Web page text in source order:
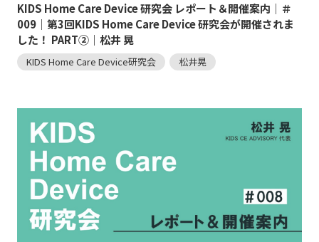
KIDS Home Care Device 研究会 レポート＆開催案内｜＃
009｜第3回KIDS Home Care Device 研究会が開催されま
した！ PART②｜松井 晃
KIDS Home Care Device研究会 松井晃